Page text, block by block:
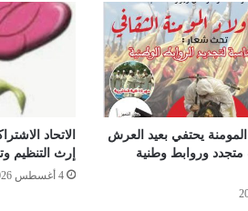
يحتفي بعيد العرش
متجدد وروابط وطنية
الاتحاد
إرث التنظيم
4 أغسطس 2026